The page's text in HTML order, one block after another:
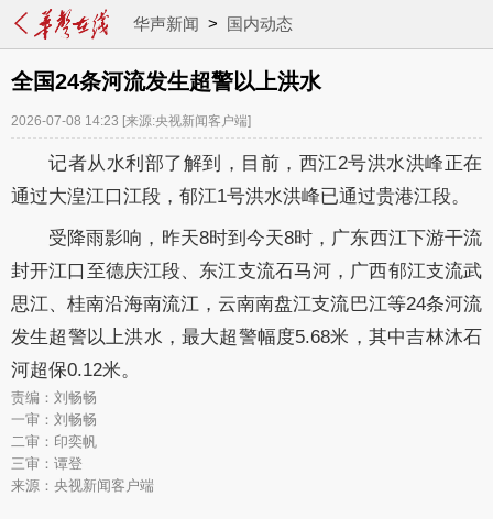
华声新闻 > 国内动态
全国24条河流发生超警以上洪水
2026-07-08 14:23 [来源:央视新闻客户端]
记者从水利部了解到，目前，西江2号洪水洪峰正在
通过大湟江口江段，郁江1号洪水洪峰已通过贵港江段。
受降雨影响，昨天8时到今天8时，广东西江下游干流
封开江口至德庆江段、东江支流石马河，广西郁江支流武
思江、桂南沿海南流江，云南南盘江支流巴江等24条河流
发生超警以上洪水，最大超警幅度5.68米，其中吉林沐石
河超保0.12米。
责编：刘畅畅
一审：刘畅畅
二审：印奕帆
三审：谭登
来源：央视新闻客户端